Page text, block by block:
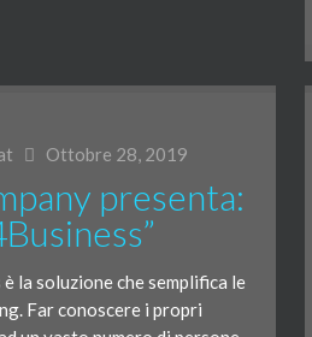
Ottobre 28, 2019
presenta:
la soluzione che semplifica le
Far conoscere i propri